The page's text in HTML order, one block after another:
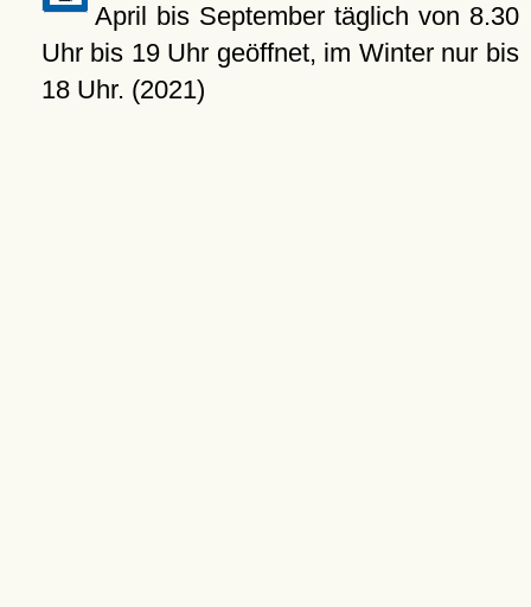
April bis September täglich von 8.30
Uhr bis 19 Uhr geöffnet, im Winter nur bis
18 Uhr. (2021)